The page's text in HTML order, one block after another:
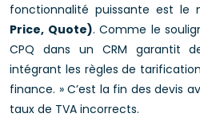
fonctionnalité puissante est le
Price, Quote). Comme le
CPQ dans un CRM garantit
intégrant les règles de
finance. » C’est la fin des devis
taux de TVA incorrects.